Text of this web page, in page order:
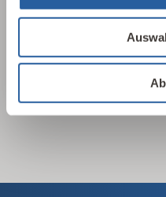
25 Leitlinien